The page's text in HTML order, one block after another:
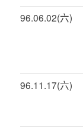
96.06.02(六)
96.11.17(六)